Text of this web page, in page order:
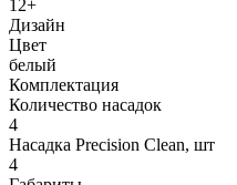
12+
Дизайн
Цвет
белый
Комплектация
Количество насадок
4
Насадка Precision Clean, шт
4